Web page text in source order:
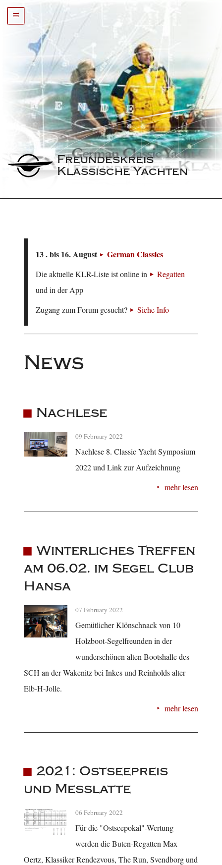
=
Freundeskreis
Klassische Yachten
13 . bis 16. August German Classics
Die aktuelle KLR-Liste ist online in
Regatten
und in der App
Zugang zum Forum gesucht?
Siehe Info
News
Nachlese
09 February 2022
Nachlese 8. Classic Yacht Symposium
2022 und Link zur Aufzeichnung
mehr lesen
Winterliches Treffen
am 06.02. im Segel Club
Hansa
07 February 2022
Gemütlicher Klönschnack von 10
Holzboot-Segelfreunden in der
wunderschönen alten Bootshalle des
SCH an der Wakenitz bei Inkes und Reinholds alter
Elb-H-Jolle.
mehr lesen
2021: Ostseepreis
und Messlatte
06 February 2022
Für die "Ostseepokal"-Wertung
werden die Buten-Regatten Max
Oertz, Klassiker Rendezvous, The Run, Svendborg und